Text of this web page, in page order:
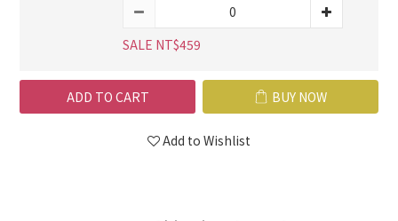
SALE NT$459
ADD TO CART BUY NOW
Add to Wishlist